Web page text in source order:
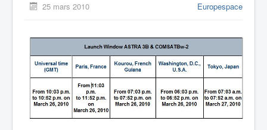
25 mars 2010 Europespace